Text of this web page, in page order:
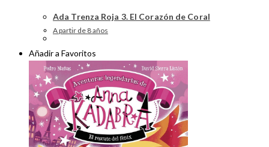
Ada Trenza Roja 3. El Corazón de Coral
A partir de 8 años
Añadir a Favoritos